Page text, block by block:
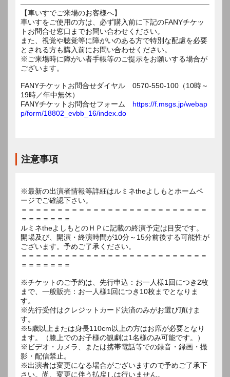
【車いすでご来場のお客様へ】
車いすをご使用の方は、必ず購入前に下記のFANYチケッ
トお問合せ窓口までお問い合わせください。
また、視覚や聴覚等に障がいのある方で特別な配慮を必要
とされる方も購入前にお問い合わせください。
※ご来場時に障がい者手帳等のご提示をお願いする場合が
ございます。
FANYチケットお問合せダイヤル 0570-550-100（10時～
19時／年中無休）
FANYチケットお問合せフォーム https://f.msgs.jp/webap
p/form/18802_evbb_16/index.do
注意事項
※最新の出演者情報等詳細はルミネtheよしもとホームペ
ージでご確認下さい。
＝＝＝＝＝＝＝＝＝＝＝＝＝＝＝＝＝＝＝＝＝＝＝＝＝＝
＝＝＝＝＝＝＝
ルミネtheよしもとのＨＰに記載の終演予定は目安です。
開場及び、開演・終演時間が10分～15分前後する可能性が
ございます。予めご了承ください。
＝＝＝＝＝＝＝＝＝＝＝＝＝＝＝＝＝＝＝＝＝＝＝＝＝＝
＝＝＝＝＝＝＝
※チケットのご予約は、先行申込：お一人様1回につき2枚
まで、一般販売：お一人様1回につき10枚までとなりま
す。
※先行受付はクレジットカード決済のみがお選び頂けま
す。
※5歳以上または身長110cm以上の方はお席が必要となり
ます。（膝上でのお子様の観劇は1名様のみ可能です。）
※ビデオ・カメラ、または携帯電話等での録音・録画・撮
影・配信禁止。
※出演者は変更になる場合がございますので予めご了承下
さい。尚、変更に伴う払戻しは行いません。